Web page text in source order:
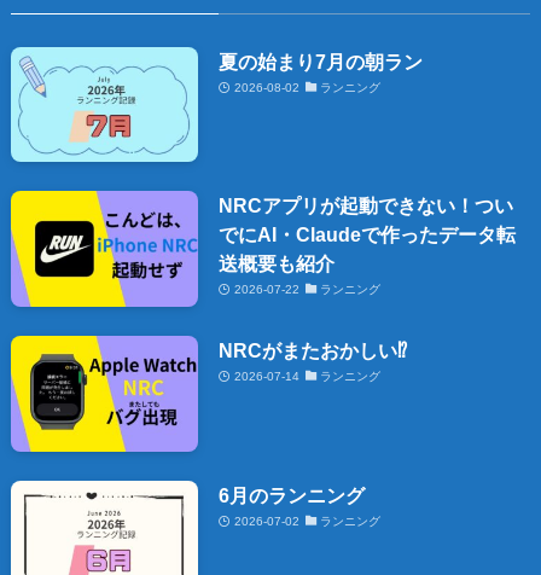
夏の始まり7月の朝ラン
2026-08-02 ランニング
NRCアプリが起動できない！つい
でにAI・Claudeで作ったデータ転
送概要も紹介
2026-07-22 ランニング
NRCがまたおかしい⁉️
2026-07-14 ランニング
6月のランニング
2026-07-02 ランニング